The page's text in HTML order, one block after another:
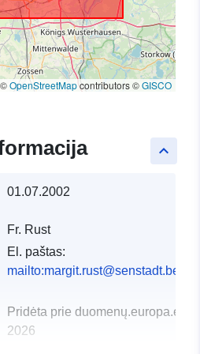
©OpenStreetMapcontributors ©GISCO
keyboard_arrow_up
01.07.2002
Fr. Rust
El. paštas:
Pridėta prie duomenų.europa.eu:
2026